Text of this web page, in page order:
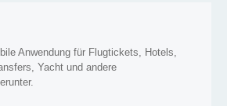
Anwendung für Flugtickets, Hotels,
Yacht und andere